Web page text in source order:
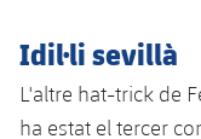
Història
Palmarès
Aleví
Masculí
Femení
plusicon
més
Idil·li sevillà
L'altre hat-trick de
ha estat el tercer